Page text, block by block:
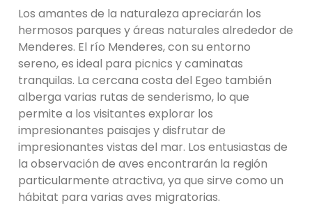
Los amantes de la naturaleza apreciarán los
hermosos parques y áreas naturales alrededor de
Menderes. El río Menderes, con su entorno
sereno, es ideal para picnics y caminatas
tranquilas. La cercana costa del Egeo también
alberga varias rutas de senderismo, lo que
permite a los visitantes explorar los
impresionantes paisajes y disfrutar de
impresionantes vistas del mar. Los entusiastas de
la observación de aves encontrarán la región
particularmente atractiva, ya que sirve como un
hábitat para varias aves migratorias.